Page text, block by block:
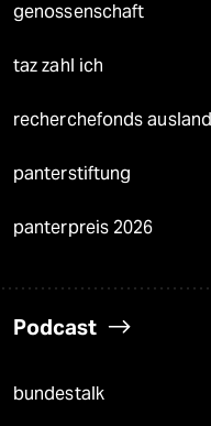
genossenschaft
taz zahl ich
recherchefonds ausland
panterstiftung
panterpreis 2026
Podcast
bundestalk